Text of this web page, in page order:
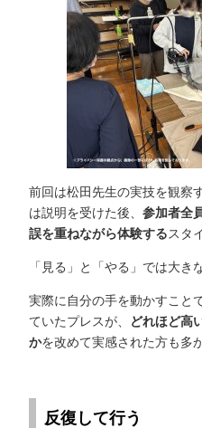
前回は松田先生の実技を観察
は説明を受けた後、 参加者全
誤を重ねながら体験するスタ
「見る」と「やる」では大き
実際に自分の手を動かすこと
ていたプレスが、
どれほど高
かを改めて実感された方も多
反復して行う